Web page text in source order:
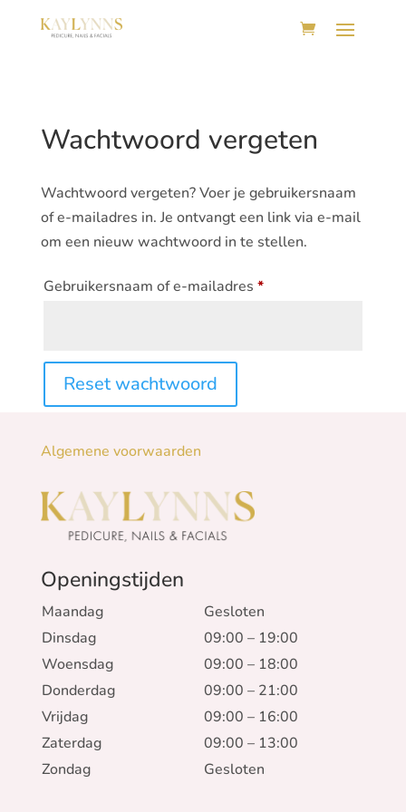
Wachtwoord vergeten
Wachtwoord vergeten? Voer je gebruikersnaam
of e-mailadres in. Je ontvangt een link via e-mail
om een nieuw wachtwoord in te stellen.
Gebruikersnaam of e-mailadres *Vereist
Reset wachtwoord
Algemene voorwaarden
Openingstijden
Maandag
Gesloten
Dinsdag
09:00 – 19:00
Woensdag
09:00 – 18:00
Donderdag
09:00 – 21:00
Vrijdag
09:00 – 16:00
Zaterdag
09:00 – 13:00
Zondag
Gesloten